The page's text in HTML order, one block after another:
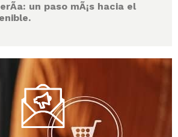
un paso mÃ¡s hacia el